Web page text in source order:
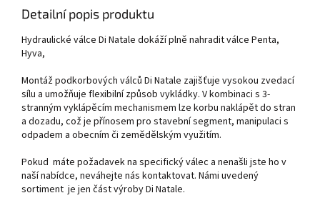
Detailní popis produktu
Hydraulické válce Di Natale dokáží plně nahradit válce Penta,
Hyva,
Montáž podkorbových válců Di Natale zajišťuje vysokou zvedací
sílu a umožňuje flexibilní způsob vykládky. V kombinaci s 3-
stranným vyklápěcím mechanismem lze korbu naklápět do stran
a dozadu, což je přínosem pro stavební segment, manipulaci s
odpadem a obecním či zemědělským využitím.
Pokud máte požadavek na specifický válec a nenašli jste ho v
naší nabídce, neváhejte nás kontaktovat. Námi uvedený
sortiment je jen část výroby Di Natale.